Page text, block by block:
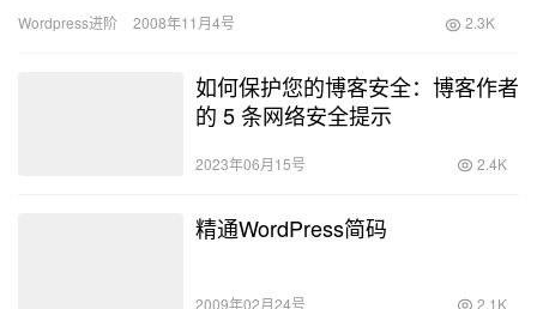
Wordpress进阶 2008年11月4号 2.3K
如何保护您的博客安全：博客作者
的 5 条网络安全提示
2023年06月15号 2.4K
精通WordPress简码
2009年02月24号 2.1K